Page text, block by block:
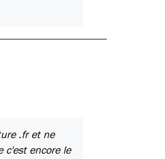
.fr et ne
c'est encore le